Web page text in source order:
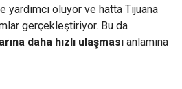
yardımcı oluyor ve hatta Tijuana
gerçekleştiriyor. Bu da
daha hızlı ulaşması anlamına